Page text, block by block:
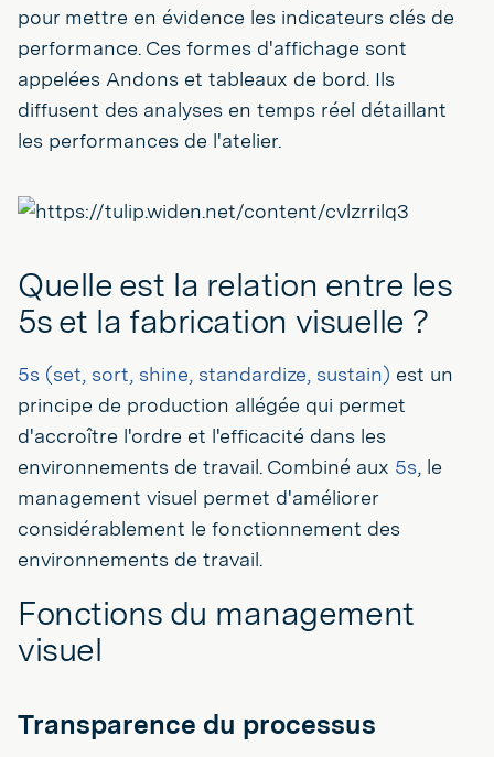
pour mettre en évidence les indicateurs clés de
performance. Ces formes d'affichage sont
appelées Andons et tableaux de bord. Ils
diffusent des analyses en temps réel détaillant
les performances de l'atelier.
Quelle est la relation entre les
5s et la fabrication visuelle ?
5s (set, sort, shine, standardize, sustain) est un
principe de production allégée qui permet
d'accroître l'ordre et l'efficacité dans les
environnements de travail. Combiné aux 5s, le
management visuel permet d'améliorer
considérablement le fonctionnement des
environnements de travail.
Fonctions du management
visuel
Transparence du processus